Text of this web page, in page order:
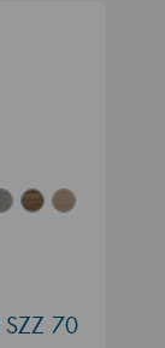
SZZ 70